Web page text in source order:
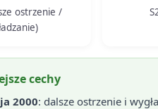
ostrzenie /
cechy
2000: dalsze ostrzenie i